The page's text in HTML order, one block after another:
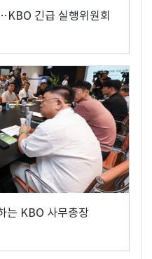
긴급 실행위원회
는 KBO 사무총장